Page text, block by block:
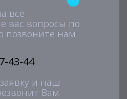
все
вас вопросы по
позвоните нам
43-44
и наш
Вам